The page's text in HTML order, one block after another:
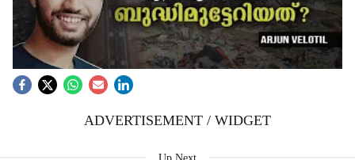
ADVERTISEMENT / WIDGET
Up Next